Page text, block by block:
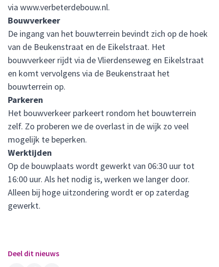
via www.verbeterdebouw.nl.
Bouwverkeer
De ingang van het bouwterrein bevindt zich op de hoek
van de Beukenstraat en de Eikelstraat. Het
bouwverkeer rijdt via de Vlierdenseweg en Eikelstraat
en komt vervolgens via de Beukenstraat het
bouwterrein op.
Parkeren
Het bouwverkeer parkeert rondom het bouwterrein
zelf. Zo proberen we de overlast in de wijk zo veel
mogelijk te beperken.
Werktijden
Op de bouwplaats wordt gewerkt van 06:30 uur tot
16:00 uur. Als het nodig is, werken we langer door.
Alleen bij hoge uitzondering wordt er op zaterdag
gewerkt.
Deel dit nieuws